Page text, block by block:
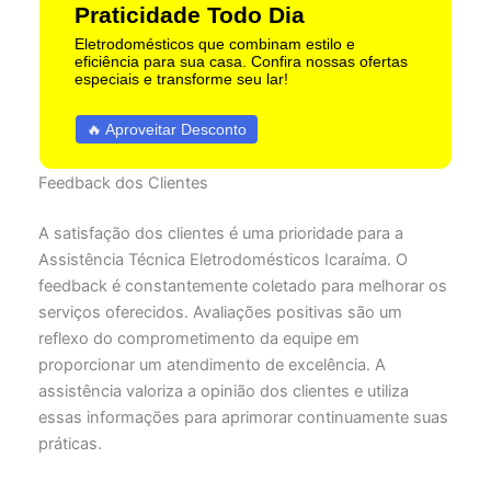
Praticidade Todo Dia
Eletrodomésticos que combinam estilo e
eficiência para sua casa. Confira nossas ofertas
especiais e transforme seu lar!
🔥 Aproveitar Desconto
Feedback dos Clientes
A satisfação dos clientes é uma prioridade para a
Assistência Técnica Eletrodomésticos Icaraíma. O
feedback é constantemente coletado para melhorar os
serviços oferecidos. Avaliações positivas são um
reflexo do comprometimento da equipe em
proporcionar um atendimento de excelência. A
assistência valoriza a opinião dos clientes e utiliza
essas informações para aprimorar continuamente suas
práticas.